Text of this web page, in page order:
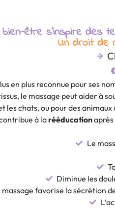
être s’inspire des
Un droit de
en plus reconnue pour ses
le massage peut aider à
les chats, ou pour des
à larééducationaprès
Le
Diminue les
massage favorise la sécrétion